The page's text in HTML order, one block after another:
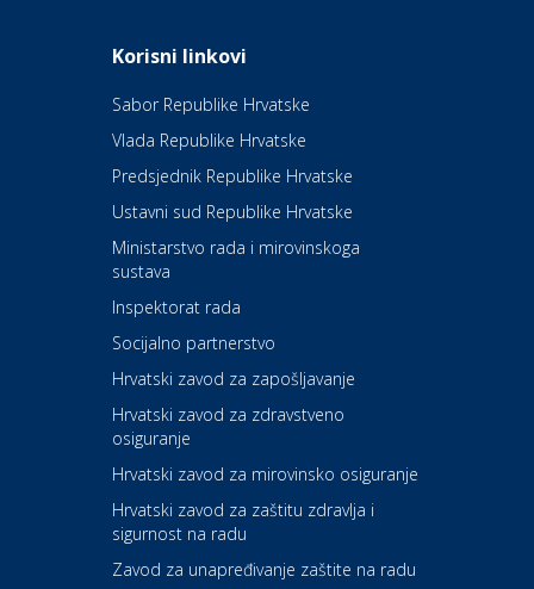
Daruvarske toplice – ljekovita
Kultura i edukacija
Kazalište Kerempuh
Kultura i edukacija
Kazalište ZKM
Auto-moto i tehnika
Zdravlje i osiguranje
Povoljnosti
Dental Sudar
Korisni linkovi
Sabor Republike Hrvatske
Vlada Republike Hrvatske
Predsjednik Republike Hrvatske
Ustavni sud Republike Hrvatske
Ministarstvo rada i mirovinskoga
sustava
Inspektorat rada
Socijalno partnerstvo
Hrvatski zavod za zapošljavanje
Hrvatski zavod za zdravstveno
osiguranje
Hrvatski zavod za mirovinsko osiguranje
Hrvatski zavod za zaštitu zdravlja i
sigurnost na radu
Zavod za unapređivanje zaštite na radu